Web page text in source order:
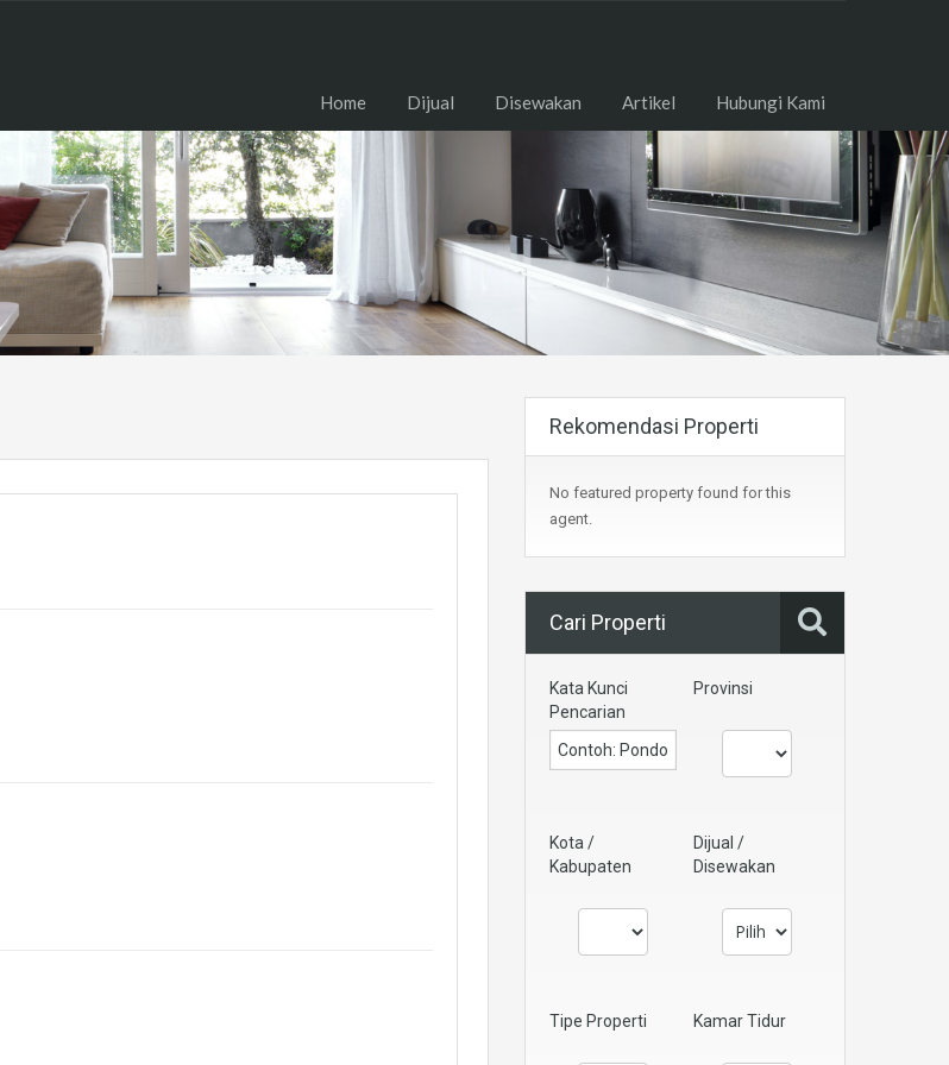
Home Dijual Disewakan Artikel Hubungi Kami
Rekomendasi Properti
No featured property found for this
agent.
Cari Properti
Kata Kunci
Pencarian
Provinsi
Kota /
Kabupaten
Dijual /
Disewakan
Tipe Properti Kamar Tidur